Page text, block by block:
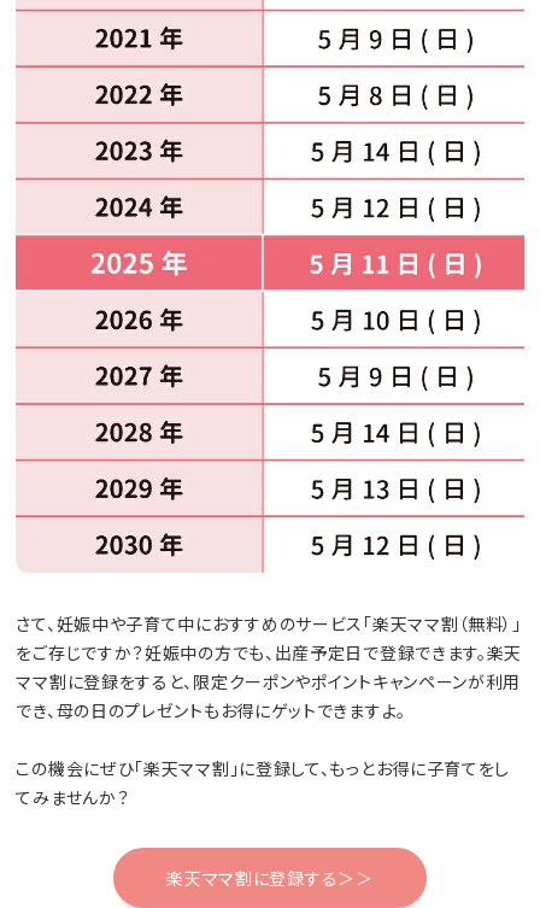
さて、妊娠中や子育て中におすすめのサービス「楽天ママ割（無料）」
をご存じですか？妊娠中の方でも、出産予定日で登録できます。楽天
ママ割に登録をすると、限定クーポンやポイントキャンペーンが利用
でき、母の日のプレゼントもお得にゲットできますよ。
この機会にぜひ「楽天ママ割」に登録して、もっとお得に子育てをし
てみませんか？
楽天ママ割に登録する＞＞